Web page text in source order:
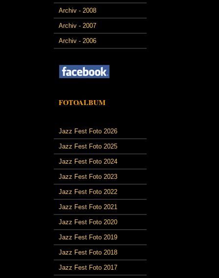
Archiv - 2008
Archiv - 2007
Archiv - 2006
FOTOALBUM
Jazz Fest Foto 2026
Jazz Fest Foto 2025
Jazz Fest Foto 2024
Jazz Fest Foto 2023
Jazz Fest Foto 2022
Jazz Fest Foto 2021
Jazz Fest Foto 2020
Jazz Fest Foto 2019
Jazz Fest Foto 2018
Jazz Fest Foto 2017